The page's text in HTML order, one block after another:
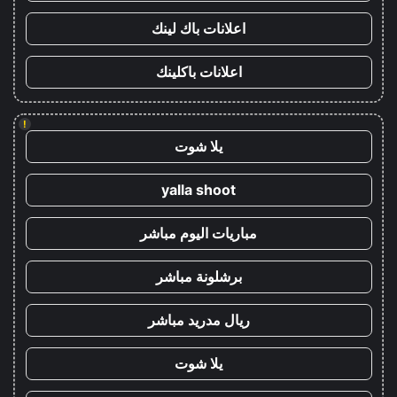
اعلانات باك لينك
اعلانات باكلينك
!
يلا شوت
yalla shoot
مباريات اليوم مباشر
برشلونة مباشر
ريال مدريد مباشر
يلا شوت